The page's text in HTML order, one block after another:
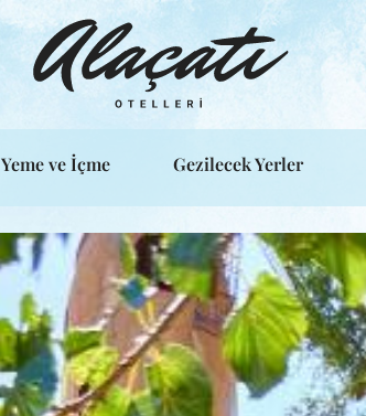
Yeme ve İçme Gezilecek Yerler